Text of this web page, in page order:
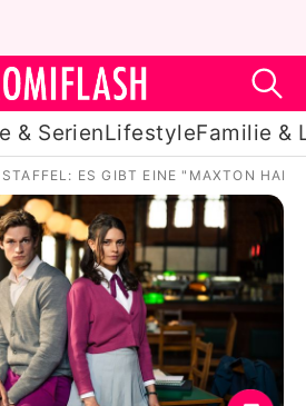
& SerienLifestyleFamilie &
Royals
Stars
& Serien
Lifestyle
& Liebe
STAFFEL: ES GIBT EINE "MAXTON